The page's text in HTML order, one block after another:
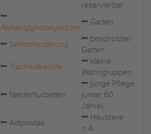
reservierbar
Abhängigkeitssyndrom
Garten
Sehbehinderung
beschützter
Garten
Trachealkanüle
kleine
Wohngruppen
Niederflurbetten
junge Pflege
(unter 60
Jahre)
Adipositas
Haustiere
n.A.